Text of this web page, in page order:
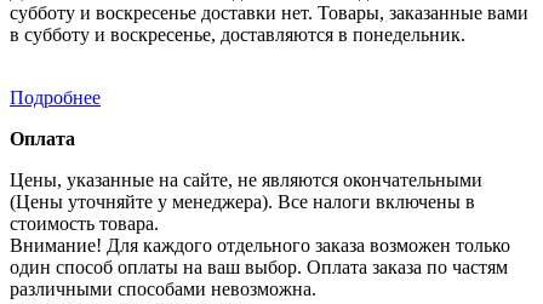
субботу и воскресенье доставки нет. Товары, заказанные вами
в субботу и воскресенье, доставляются в понедельник.
Подробнее
Оплата
Цены, указанные на сайте, не являются окончательными
(Цены уточняйте у менеджера). Все налоги включены в
стоимость товара.
Внимание! Для каждого отдельного заказа возможен только
один способ оплаты на ваш выбор. Оплата заказа по частям
различными способами невозможна.